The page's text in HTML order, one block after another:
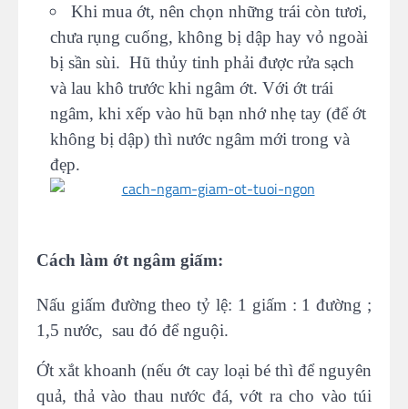
Khi mua ớt, nên chọn những trái còn tươi,
chưa rụng cuống, không bị dập hay vỏ ngoài
bị sần sùi. Hũ thủy tinh phải được rửa sạch
và lau khô trước khi ngâm ớt. Với ớt trái
ngâm, khi xếp vào hũ bạn nhớ nhẹ tay (để ớt
không bị dập) thì nước ngâm mới trong và
đẹp.
Cách làm ớt ngâm giấm:
Nấu giấm đường theo tỷ lệ: 1 giấm : 1 đường ;
1,5 nước, sau đó để nguội.
Ớt xắt khoanh (nếu ớt cay loại bé thì để nguyên
quả, thả vào thau nước đá, vớt ra cho vào túi